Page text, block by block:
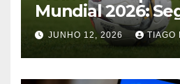
Mundial 2026:
Acesso e
JUNHO 12, 2026 TIAGO